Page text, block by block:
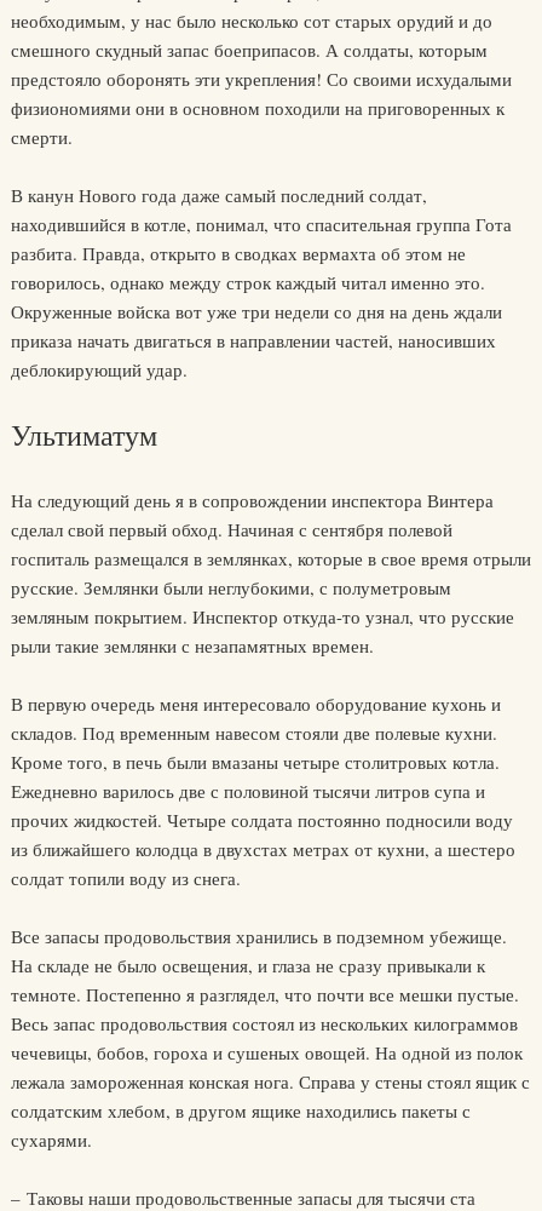
необходимым, у нас было несколько сот старых орудий и до
смешного скудный запас боеприпасов. А солдаты, которым
предстояло оборонять эти укрепления! Со своими исхудалыми
физиономиями они в основном походили на приговоренных к
смерти.
В канун Нового года даже самый последний солдат,
находившийся в котле, понимал, что спасительная группа Гота
разбита. Правда, открыто в сводках вермахта об этом не
говорилось, однако между строк каждый читал именно это.
Окруженные войска вот уже три недели со дня на день ждали
приказа начать двигаться в направлении частей, наносивших
деблокирующий удар.
Ультиматум
На следующий день я в сопровождении инспектора Винтера
сделал свой первый обход. Начиная с сентября полевой
госпиталь размещался в землянках, которые в свое время отрыли
русские. Землянки были неглубокими, с полуметровым
земляным покрытием. Инспектор откуда-то узнал, что русские
рыли такие землянки с незапамятных времен.
В первую очередь меня интересовало оборудование кухонь и
складов. Под временным навесом стояли две полевые кухни.
Кроме того, в печь были вмазаны четыре столитровых котла.
Ежедневно варилось две с половиной тысячи литров супа и
прочих жидкостей. Четыре солдата постоянно подносили воду
из ближайшего колодца в двухстах метрах от кухни, а шестеро
солдат топили воду из снега.
Все запасы продовольствия хранились в подземном убежище.
На складе не было освещения, и глаза не сразу привыкали к
темноте. Постепенно я разглядел, что почти все мешки пустые.
Весь запас продовольствия состоял из нескольких килограммов
чечевицы, бобов, гороха и сушеных овощей. На одной из полок
лежала замороженная конская нога. Справа у стены стоял ящик с
солдатским хлебом, в другом ящике находились пакеты с
сухарями.
– Таковы наши продовольственные запасы для тысячи ста